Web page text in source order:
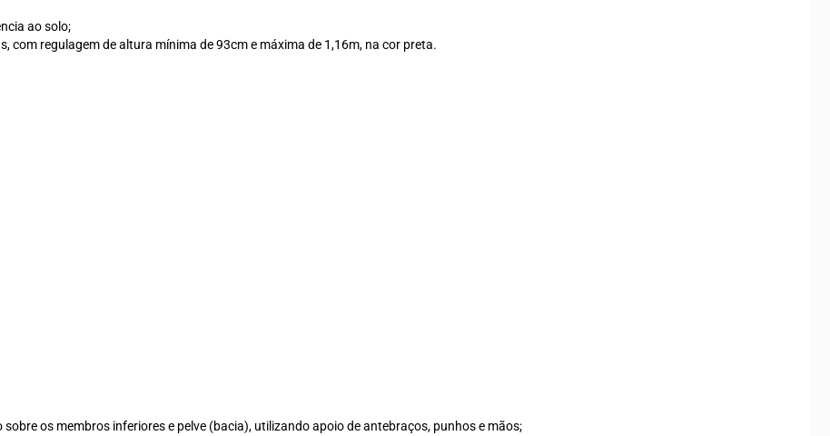
ao solo;
com regulagem de altura mínima de 93cm e máxima de 1,16m, na cor preta.
os membros inferiores e pelve (bacia), utilizando apoio de antebraços, punhos e mãos;